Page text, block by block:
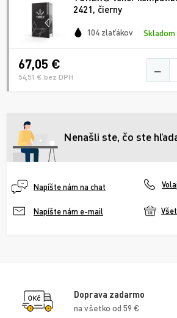
2421, čierny
104 zlaťákov Skladom
67,05 €
54,51 € bez DPH −
Nenašli ste, čo ste
Napíšte nám na chat
Napíšte nám e-mail
Doprava zadarmo
na všetko od 59 €